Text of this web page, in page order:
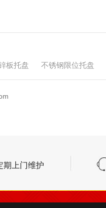
板托盘 不锈钢限位托盘
期上门维护